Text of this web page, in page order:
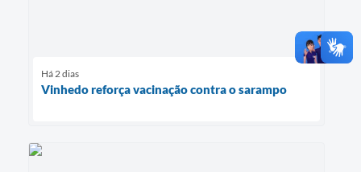
Há 2 dias
Vinhedo reforça vacinação contra o sarampo